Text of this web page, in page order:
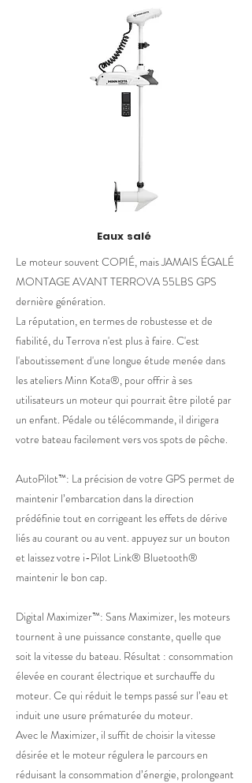
Eaux salé
Le moteur souvent COPIÉ, mais JAMAIS ÉGALÉ
MONTAGE AVANT TERROVA 55LBS GPS
dernière génération.
La réputation, en termes de robustesse et de
fiabilité, du Terrova n'est plus à faire. C'est
l'aboutissement d'une longue étude menée dans
les ateliers Minn Kota®, pour offrir à ses
utilisateurs un moteur qui pourrait être piloté par
un enfant. Pédale ou télécommande, il dirigera
votre bateau facilement vers vos spots de pêche.
AutoPilot™: La précision de votre GPS permet de
maintenir l’embarcation dans la direction
prédéfinie tout en corrigeant les effets de dérive
liés au courant ou au vent. appuyez sur un bouton
et laissez votre i-Pilot Link® Bluetooth®
maintenir le bon cap.
Digital Maximizer™: Sans Maximizer, les moteurs
tournent à une puissance constante, quelle que
soit la vitesse du bateau. Résultat : consommation
élevée en courant électrique et surchauffe du
moteur. Ce qui réduit le temps passé sur l’eau et
induit une usure prématurée du moteur.
Avec le Maximizer, il suffit de choisir la vitesse
désirée et le moteur régulera le parcours en
réduisant la consommation d’énergie, prolongeant